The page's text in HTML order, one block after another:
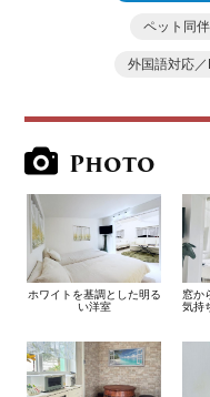
ペット同
外国語対応
Photo
ホワイトを基調とした明る
い洋室
窓か
気持